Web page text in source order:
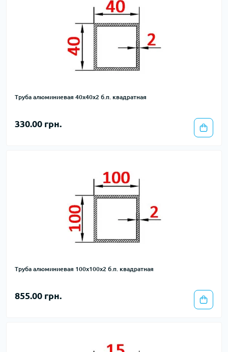
Труба алюминиевая 40х40х2 б.п. квадратная
330.00 грн.
Труба алюминиевая 100х100х2 б.п. квадратная
855.00 грн.